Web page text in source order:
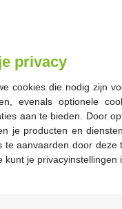
privacy
cookies die nodig zijn
evenals optionele
aan te bieden. Door
je producten en
te aanvaarden door
kunt je privacyinstellingen